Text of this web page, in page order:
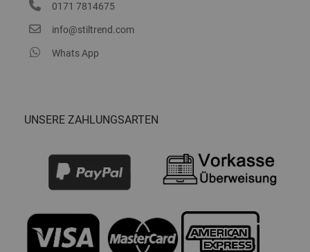
0171 7814675
info@stiltrend.com
Whats App
UNSERE ZAHLUNGSARTEN